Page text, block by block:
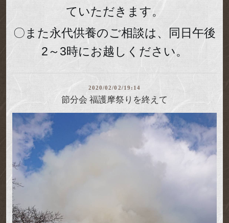
ていただきます。
〇また永代供養のご相談は、同日午後
2～3時にお越しください。
2020/02/02/19:14
節分会 福護摩祭りを終えて